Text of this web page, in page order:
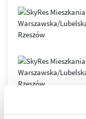
komfortu i
najważniejszych
wyjątkowym
rozwijającym się
Osiedle SkyRes
wyznaczyła
budownictwie, to